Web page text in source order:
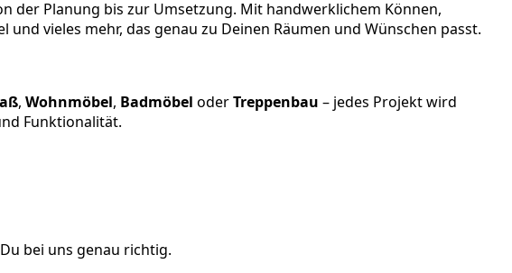
der Planung bis zur Umsetzung. Mit handwerklichem Können,
vieles mehr, das genau zu Deinen Räumen und Wünschen passt.
, Wohnmöbel, Badmöbel oderTreppenbau – jedes Projekt wird
Funktionalität.
bei uns genau richtig.